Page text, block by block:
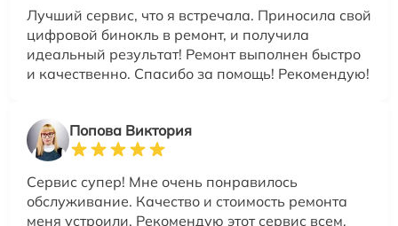
Лучший сервис, что я встречала. Приносила свой
цифровой бинокль в ремонт, и получила
идеальный результат! Ремонт выполнен быстро
и качественно. Спасибо за помощь! Рекомендую!
Попова Виктория
Сервис супер! Мне очень понравилось
обслуживание. Качество и стоимость ремонта
меня устроили. Рекомендую этот сервис всем,